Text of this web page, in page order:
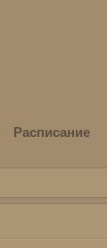
Расписание